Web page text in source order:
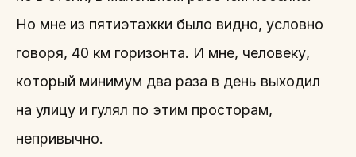
Но мне из пятиэтажки было видно, условно
говоря, 40 км горизонта. И мне, человеку,
который минимум два раза в день выходил
на улицу и гулял по этим просторам,
непривычно.